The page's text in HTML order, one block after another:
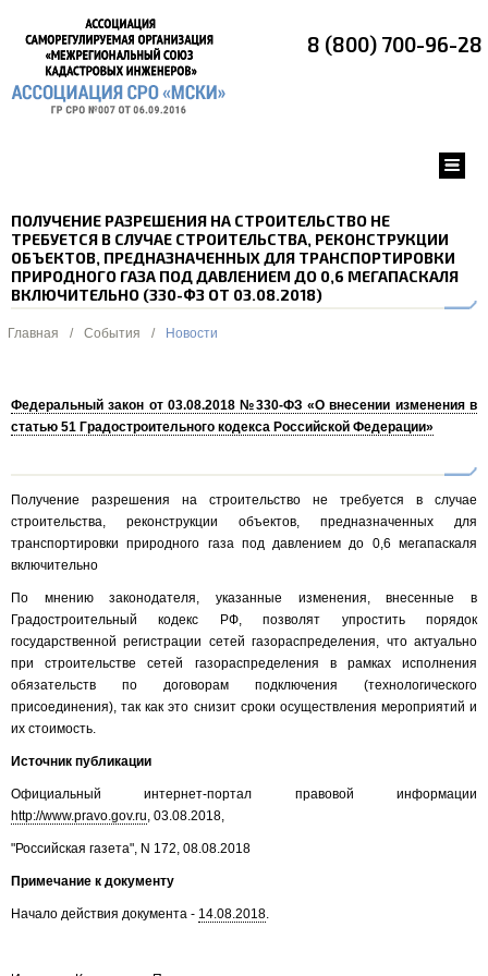
8 (800) 700-96-28
ПОЛУЧЕНИЕ РАЗРЕШЕНИЯ НА СТРОИТЕЛЬСТВО НЕ
ТРЕБУЕТСЯ В СЛУЧАЕ СТРОИТЕЛЬСТВА, РЕКОНСТРУКЦИИ
ОБЪЕКТОВ, ПРЕДНАЗНАЧЕННЫХ ДЛЯ ТРАНСПОРТИРОВКИ
ПРИРОДНОГО ГАЗА ПОД ДАВЛЕНИЕМ ДО 0,6 МЕГАПАСКАЛЯ
ВКЛЮЧИТЕЛЬНО (330-ФЗ ОТ 03.08.2018)
Главная / События / Новости
Федеральный закон от 03.08.2018 №330-ФЗ «О внесении изменения в
статью 51 Градостроительного кодекса Российской Федерации»
Получение разрешения на строительство не требуется в случае
строительства, реконструкции объектов, предназначенных для
транспортировки природного газа под давлением до 0,6 мегапаскаля
включительно
По мнению законодателя, указанные изменения, внесенные в
Градостроительный кодекс РФ, позволят упростить порядок
государственной регистрации сетей газораспределения, что актуально
при строительстве сетей газораспределения в рамках исполнения
обязательств по договорам подключения (технологического
присоединения), так как это снизит сроки осуществления мероприятий и
их стоимость.
Источник публикации
Официальный интернет-портал правовой информации
http://www.pravo.gov.ru, 03.08.2018,
"Российская газета", N 172, 08.08.2018
Примечание к документу
Начало действия документа - 14.08.2018.